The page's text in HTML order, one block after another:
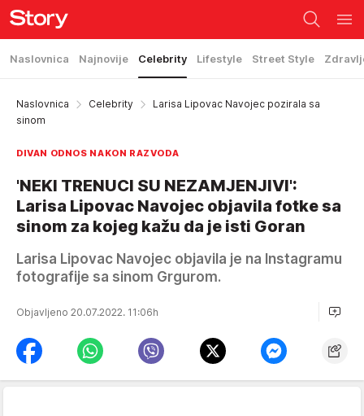
Naslovnica Najnovije Celebrity Lifestyle Street Style
Naslovnica Celebrity
Larisa Lipovac Navojec pozirala sa
sinom
DIVAN ODNOS NAKON RAZVODA
'NEKI TRENUCI SU NEZAMJENJIVI':
Larisa Lipovac Navojec objavila fotke sa
sinom za kojeg kažu da je isti Goran
Larisa Lipovac Navojec objavila je na Instagramu
fotografije sa sinom Grgurom.
Objavljeno 20.07.2022. 11:06h